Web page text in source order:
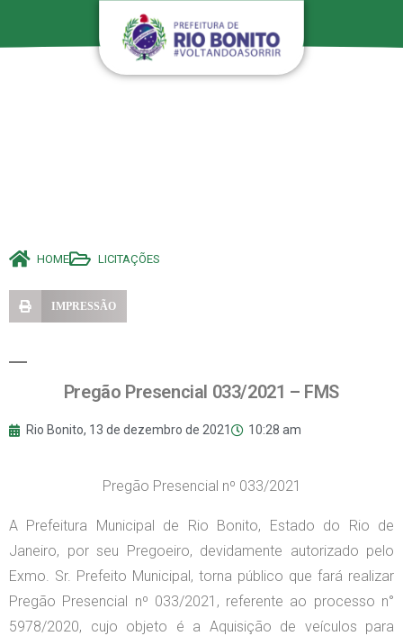
HOME LICITAÇÕES
IMPRESSÃO
Pregão Presencial 033/2021 – FMS
Rio Bonito, 13 de dezembro de 2021 10:28 am
Pregão Presencial nº 033/2021
A Prefeitura Municipal de Rio Bonito, Estado do Rio de
Janeiro, por seu Pregoeiro, devidamente autorizado pelo
Exmo. Sr. Prefeito Municipal, torna público que fará realizar
Pregão Presencial nº 033/2021, referente ao processo n°
5978/2020, cujo objeto é a Aquisição de veículos para